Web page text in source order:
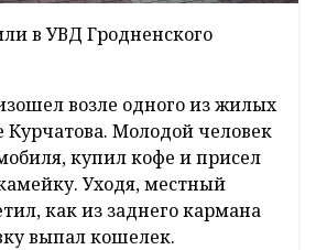
в УВД Гродненского
возле одного из жилых
Курчатова. Молодой человек
купил кофе и присел
Уходя, местный
как из заднего кармана
выпал кошелек.